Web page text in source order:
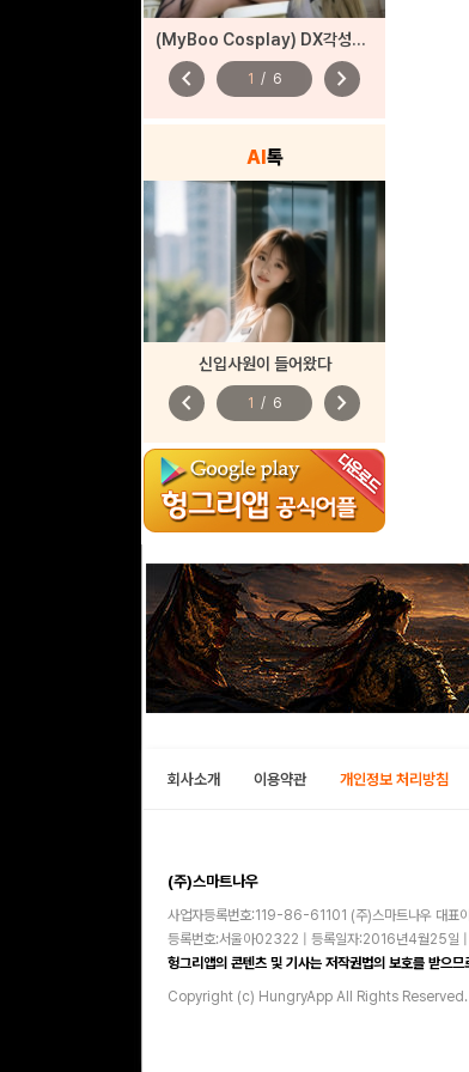
(MyBoo Cosplay) DX각성자들 드래곤 각성
chevron_left 1 / 6 chevron_right
AI톡
신입사원이 들어왔다
chevron_left 1 / 6 chevron_right
회사소개 이용약관 개인정보 처리방침
(주)스마트나우
사업자등록번호:119-86-61101 (주)스마트나우 대
등록번호:서울아02322 | 등록일자:2016년4월25일 |
헝그리앱의 콘텐츠 및 기사는 저작권법의 보호를 받으
Copyright (c) HungryApp All Rights Reserved.